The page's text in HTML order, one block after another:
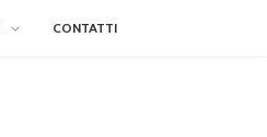
CONTATTI